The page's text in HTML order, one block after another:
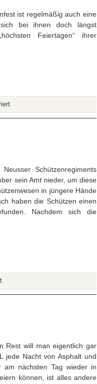
ist regelmäßig auch eine
bei ihnen doch längst
Feiertagen“ ihrer
für
125
Bürger
Schützenfest
Schützenregiments
sein Amt nieder, um diese
in jüngere Hände
haben die Schützen einen
Nachdem sich die
für
Walter
Regimentsoberst
Rest will man eigentlich gar
jede Nacht von Asphalt und
am nächsten Tag wieder in
können, ist alles andere